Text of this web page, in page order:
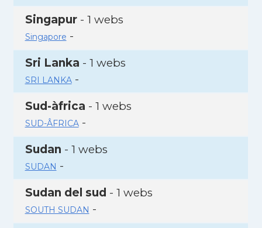
Singapur- 1 webs
Singapore -
Sri Lanka - 1 webs
SRI LANKA-
Sud-àfrica - 1 webs
SUD-ÂFRICA-
Sudan - 1 webs
SUDAN -
Sudan del sud - 1 webs
SOUTH SUDAN -